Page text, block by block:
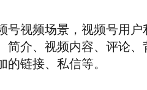
号视频场景，视频号用
简介、视频内容、评论
链接、私信等。